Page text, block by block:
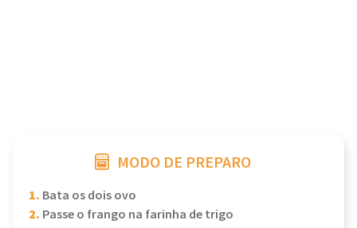
MODO DE PREPARO
1. Bata os dois ovo
2. Passe o frango na farinha de trigo